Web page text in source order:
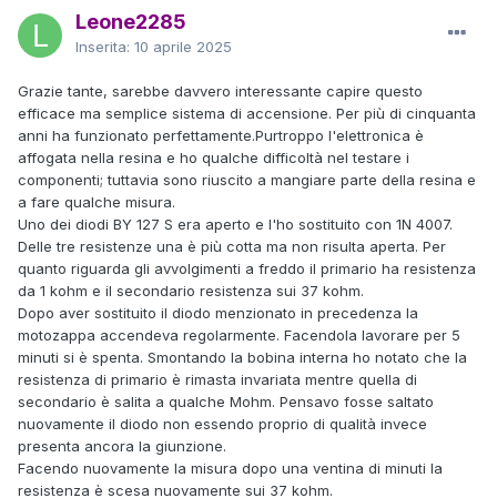
Leone2285
Inserita: 10 aprile 2025
Grazie tante, sarebbe davvero interessante capire questo
efficace ma semplice sistema di accensione. Per più di cinquanta
anni ha funzionato perfettamente.Purtroppo l'elettronica è
affogata nella resina e ho qualche difficoltà nel testare i
componenti; tuttavia sono riuscito a mangiare parte della resina e
a fare qualche misura.
Uno dei diodi BY 127 S era aperto e l'ho sostituito con 1N 4007.
Delle tre resistenze una è più cotta ma non risulta aperta. Per
quanto riguarda gli avvolgimenti a freddo il primario ha resistenza
da 1 kohm e il secondario resistenza sui 37 kohm.
Dopo aver sostituito il diodo menzionato in precedenza la
motozappa accendeva regolarmente. Facendola lavorare per 5
minuti si è spenta. Smontando la bobina interna ho notato che la
resistenza di primario è rimasta invariata mentre quella di
secondario è salita a qualche Mohm. Pensavo fosse saltato
nuovamente il diodo non essendo proprio di qualità invece
presenta ancora la giunzione.
Facendo nuovamente la misura dopo una ventina di minuti la
resistenza è scesa nuovamente sui 37 kohm.